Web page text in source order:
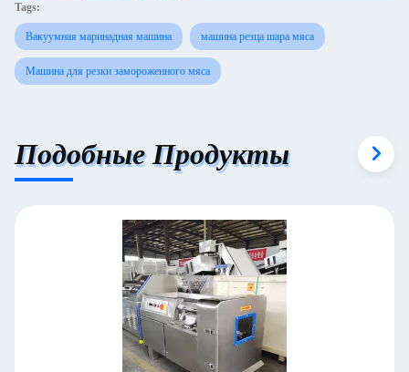
Tags:
Вакуумная маринадная машина машина резца шара мяса
Машина для резки замороженного мяса
Подобные Продукты